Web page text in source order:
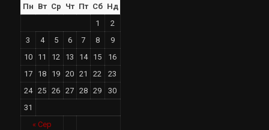
Пн Вт Ср Чт Пт Сб Нд
« Сер
1
2
3
4 5 6 7 8
9
10
11 12 13 14 15
16
17
18 19 20 21 22
23
24
25 26 27 28 29
30
31